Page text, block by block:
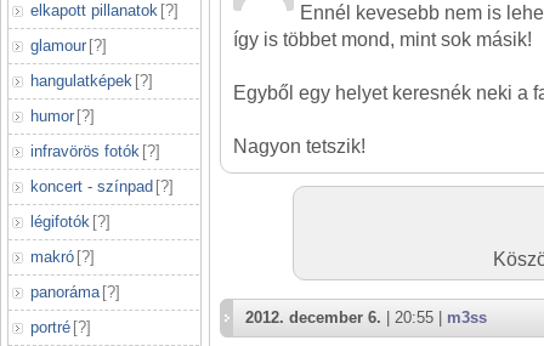
elkapott pillanatok [?]
glamour [?]
hangulatképek [?]
humor [?]
infravörös fotók [?]
koncert - színpad [?]
légifotók [?]
makró [?]
panoráma [?]
portré [?]
Ennél kevesebb nem is
így is többet mond, mint sok másik!
Egyből egy helyet keresnék neki a
Nagyon tetszik!
2012. december 6. | 20:55 | m3ss